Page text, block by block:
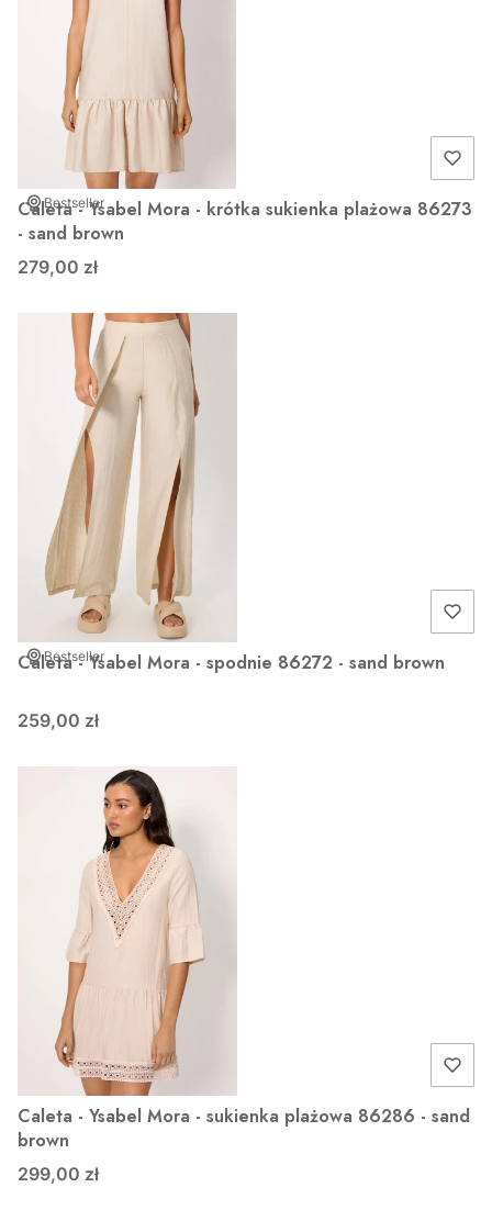
Bestseller
Caleta - Ysabel Mora - krótka sukienka plażowa 86273
- sand brown
279,00 zł
Bestseller
Caleta - Ysabel Mora - spodnie 86272 - sand brown
259,00 zł
Caleta - Ysabel Mora - sukienka plażowa 86286 - sand
brown
299,00 zł